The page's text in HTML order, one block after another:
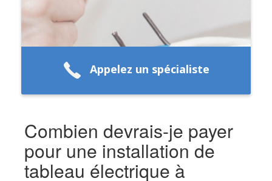
Appelez un spécialiste
Combien devrais-je payer
pour une installation de
tableau électrique à